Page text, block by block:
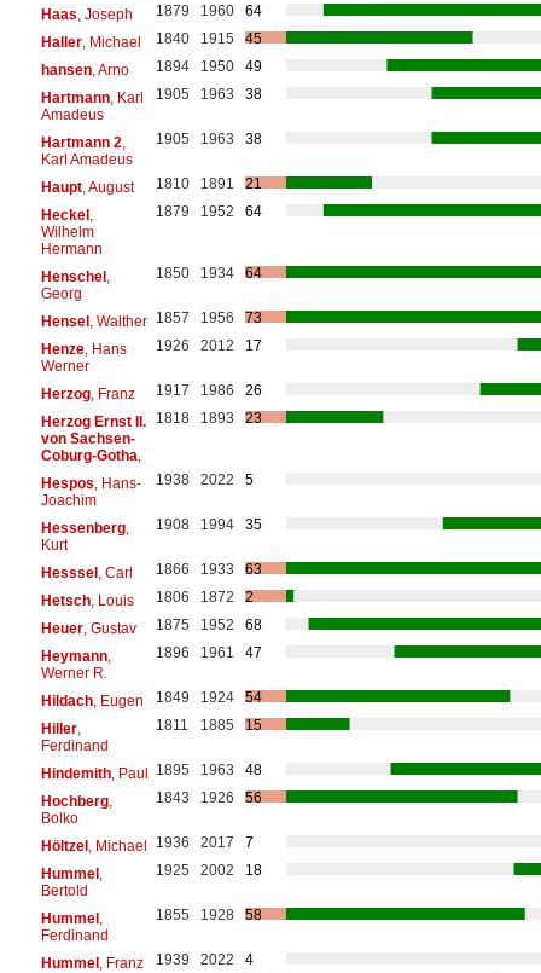
Haas , Joseph 1879 1960
64
Haller, Michael 1840 1915
45
hansen, Arno 1894 1950
49
Hartmann, Karl
Amadeus
1905 1963 38
Hartmann 2
Karl Amadeus
1905 1963 38
Haupt, August 1810 1891
21
Heckel,
Wilhelm
Hermann
1879 1952 64
Henschel,
Georg
1850 1934 64
Hensel, Walther 1857 1956
73
Henze, Hans
Werner
1926 2012 17
Herzog, Franz 1917 1986
26
Herzog Ernst II.
von Sachsen-
Coburg-Gotha
1818 1893 23
Hespos , Hans-
Joachim
1938 2022 5
Hessenberg,
Kurt
1908 1994 35
Hesssel, Carl 1866 1933
63
Hetsch, Louis 1806 1872
2
Heuer, Gustav 1875 1952
68
Heymann,
Werner R.
1896 1961 47
Hildach, Eugen 1849 1924
54
Hiller,
Ferdinand
1811 1885 15
Hindemith, Paul 1895 1963
48
Hochberg,
Bolko
1843 1926 56
Höltzel, Michael 1936 2017
7
Hummel,
Bertold
1925 2002 18
Hummel,
Ferdinand
1855 1928 58
Hummel, Franz 1939 2022
4